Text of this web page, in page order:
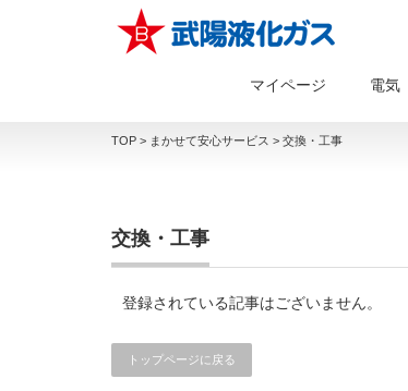
マイページ 電気
TOP > まかせて安心サービス > 交換・工事
交換・工事
登録されている記事はございません。
トップページに戻る